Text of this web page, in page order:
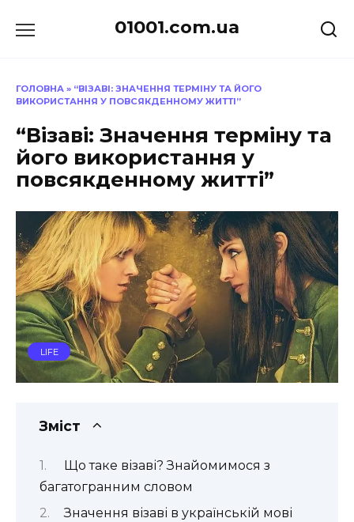
до
01001.com.ua
ГОЛОВНА » “ВІЗАВІ: ЗНАЧЕННЯ ТЕРМІНУ ТА ЙОГО
ВИКОРИСТАННЯ У ПОВСЯКДЕННОМУ ЖИТТІ”
“Візаві: Значення терміну та
його використання у
повсякденному житті”
LIFE
Зміст
Що таке візаві? Знайомимося з
багатогранним словом
Значення візаві в українській мові